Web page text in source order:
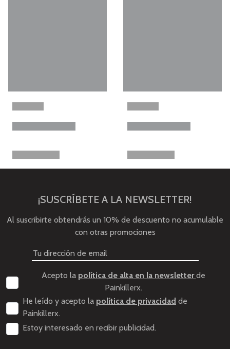
¡SUSCRÍBETE A LA NEWSLETTER!
Al suscribirte obtendrás un 10% de descuento no acumulable
con otras promociones
Acepto la política de alta en la newsletterde
Painkillerx.
He leído y acepto la política de privacidad de
Painkillerx.
Estoy interesado en recibir publicidad.